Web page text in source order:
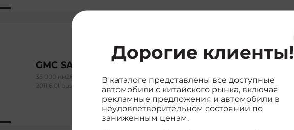
GMC SAVANA
35 000 км2011 г
2011 6.0l business star 7-seater
Минивэн 6000 см3
Задний
Дорогие клиенты!
В каталоге представлены все доступные
автомобили с китайского рынка, включая
рекламные предложения и автомобили в
неудовлетворительном состоянии по
заниженным ценам.